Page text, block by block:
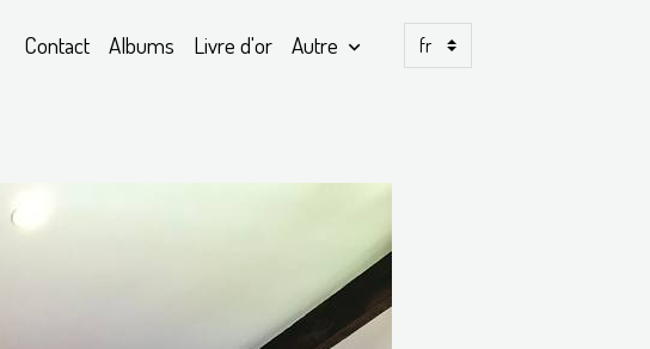
Contact Albums Livre d'or Autre